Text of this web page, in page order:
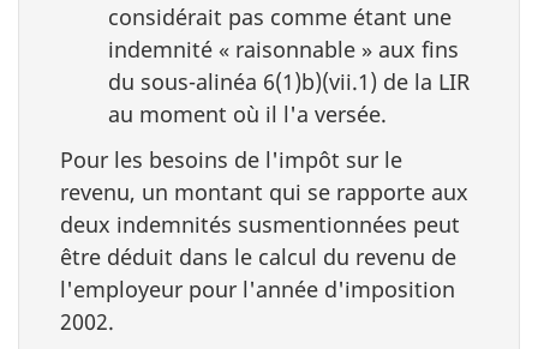
considérait pas comme étant une
indemnité « raisonnable » aux fins
du sous-alinéa 6(1)b)(vii.1) de la LIR
au moment où il l'a versée.
Pour les besoins de l'impôt sur le
revenu, un montant qui se rapporte aux
deux indemnités susmentionnées peut
être déduit dans le calcul du revenu de
l'employeur pour l'année d'imposition
2002.